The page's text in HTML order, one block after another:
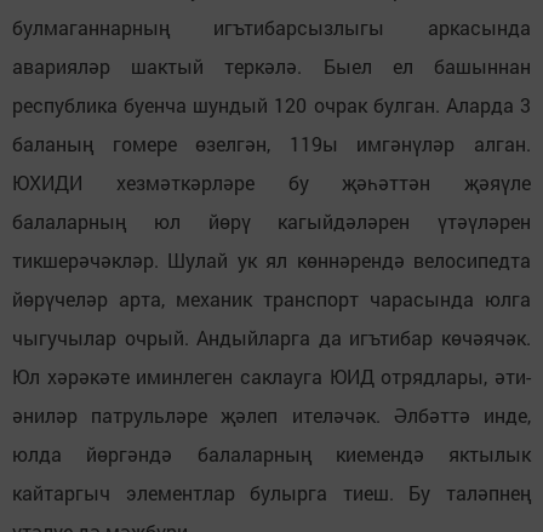
булмаганнарның игътибарсызлыгы аркасында
аварияләр шактый теркәлә. Быел ел башыннан
республика буенча шундый 120 очрак булган. Аларда 3
баланың гомере өзелгән, 119ы имгәнүләр алган.
ЮХИДИ хезмәткәрләре бу җәһәттән җәяүле
балаларның юл йөрү кагыйдәләрен үтәүләрен
тикшерәчәкләр. Шулай ук ял көннәрендә велосипедта
йөрүчеләр арта, механик транспорт чарасында юлга
чыгучылар очрый. Андыйларга да игътибар көчәячәк.
Юл хәрәкәте иминлеген саклауга ЮИД отрядлары, әти-
әниләр патрульләре җәлеп ителәчәк. Әлбәттә инде,
юлда йөргәндә балаларның киемендә яктылык
кайтаргыч элементлар булырга тиеш. Бу таләпнең